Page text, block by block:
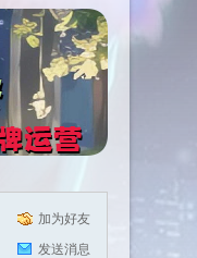
加为好友
发送消息